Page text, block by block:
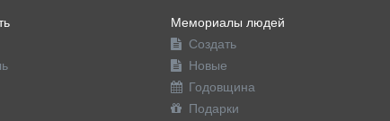
Мемориалы людей
Создать
Новые
Годовщина
Подарки